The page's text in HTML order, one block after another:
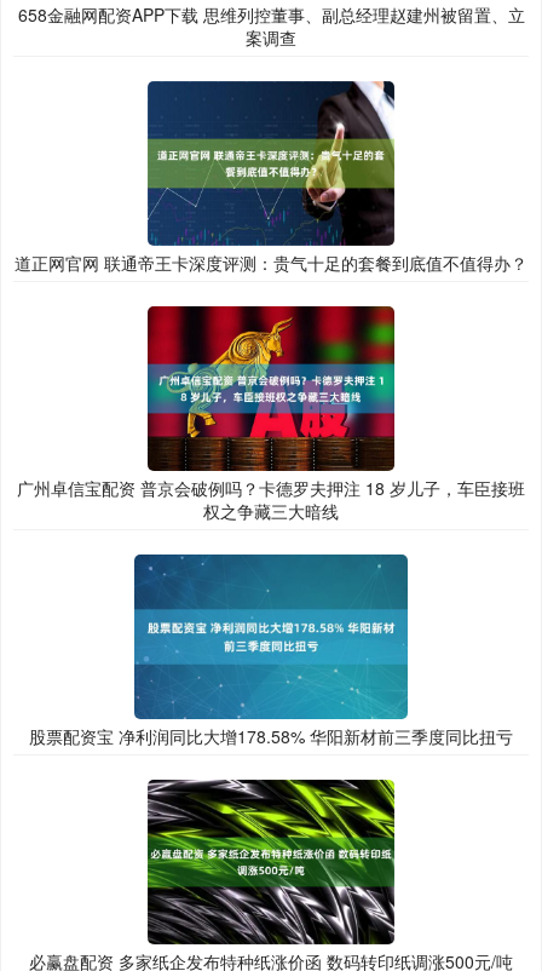
658金融网配资APP下载 思维列控董事、副总经理赵建州被留置、立
案调查
道正网官网 联通帝王卡深度评测：贵气十足的套餐到底值不值得办？
广州卓信宝配资 普京会破例吗？卡德罗夫押注 18 岁儿子，车臣接班
权之争藏三大暗线
股票配资宝 净利润同比大增178.58% 华阳新材前三季度同比扭亏
必赢盘配资 多家纸企发布特种纸涨价函 数码转印纸调涨500元/吨